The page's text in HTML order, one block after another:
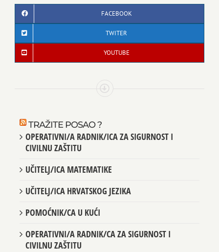
FACEBOOK
TWITER
YOUTUBE
TRAŽITE POSAO ?
OPERATIVNI/A RADNIK/ICA ZA SIGURNOST I
CIVILNU ZAŠTITU
UČITELJ/ICA MATEMATIKE
UČITELJ/ICA HRVATSKOG JEZIKA
POMOĆNIK/CA U KUĆI
OPERATIVNI/A RADNIK/CA ZA SIGURNOST I
CIVILNU ZAŠTITU